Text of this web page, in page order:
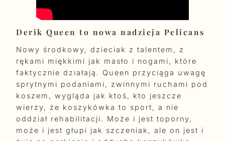
Derik Queen to nowa nadzieja Pelicans
Nowy środkowy, dzieciak z talentem, z
rękami miękkimi jak masło i nogami, które
faktycznie działają. Queen przyciąga uwagę
sprytnymi podaniami, zwinnymi ruchami pod
koszem, wygląda jak ktoś, kto jeszcze
wierzy, że koszykówka to sport, a nie
oddział rehabilitacji. Może i jest toporny,
może i jest głupi jak szczeniak, ale on jest i